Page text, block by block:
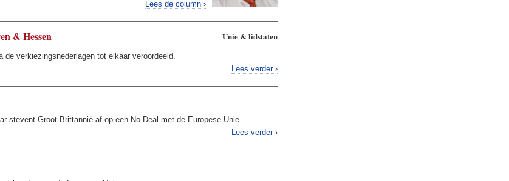
Lees de column ›
& Hessen Unie & lidstaten
de verkiezingsnederlagen tot elkaar veroordeeld.
Lees verder ›
stevent Groot-Brittannië af op een No Deal met de Europese Unie.
Lees verder ›